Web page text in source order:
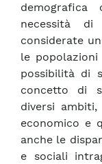
necessità
considerate
le
possibilità di
concetto di
diversi
economico e
anche le
e sociali